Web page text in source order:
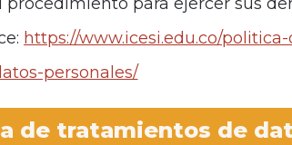
https://www.icesi.edu.co/
personales/
de tratamientos de